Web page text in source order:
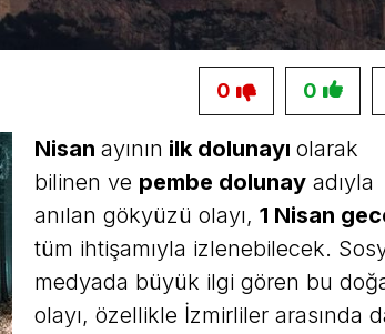
0
0
Nisan ayının ilk dolunayı olarak
bilinen ve pembe dolunay adıyla
anılan gökyüzü olayı, 1 Nisan
tüm ihtişamıyla izlenebilecek.
medyada büyük ilgi gören bu
olayı, özellikle İzmirliler arasında